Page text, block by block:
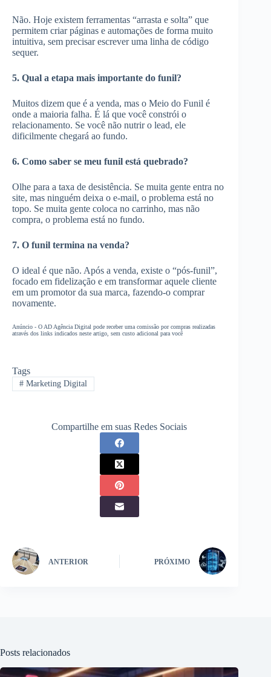
Não. Hoje existem ferramentas “arrasta e solta” que
permitem criar páginas e automações de forma muito
intuitiva, sem precisar escrever uma linha de código
sequer.
5. Qual a etapa mais importante do funil?
Muitos dizem que é a venda, mas o Meio do Funil é
onde a maioria falha. É lá que você constrói o
relacionamento. Se você não nutrir o lead, ele
dificilmente chegará ao fundo.
6. Como saber se meu funil está quebrado?
Olhe para a taxa de desistência. Se muita gente entra no
site, mas ninguém deixa o e-mail, o problema está no
topo. Se muita gente coloca no carrinho, mas não
compra, o problema está no fundo.
7. O funil termina na venda?
O ideal é que não. Após a venda, existe o “pós-funil”,
focado em fidelização e em transformar aquele cliente
em um promotor da sua marca, fazendo-o comprar
novamente.
Anúncio - O AD Agência Digital pode receber uma comissão por compras realizadas
através dos links indicados neste artigo, sem custo adicional para você
Tags
#Marketing Digital
Compartilhe em suas Redes Sociais
ANTERIOR PRÓXIMO
Posts relacionados